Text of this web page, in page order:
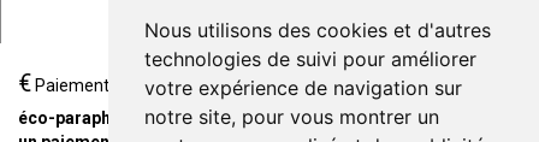
Nous utilisons des cookies et d'autres
technologies de suivi pour améliorer
votre expérience de navigation sur
notre site, pour vous montrer un
ligne
€Paiement
éco-parapharmacie.fr offre
Livraison / Point retrait
Commandez en ligne et
recevez votre commande